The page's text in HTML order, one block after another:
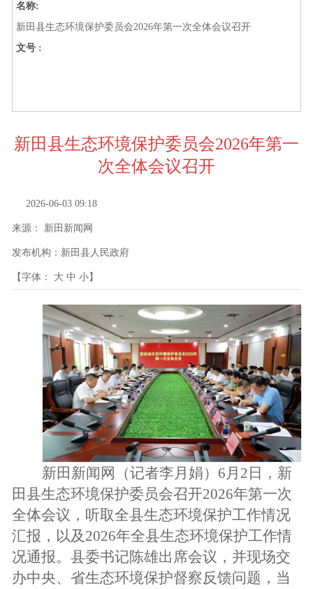
名称:
新田县生态环境保护委员会2026年第一次全体会议召开
文号 :
新田县生态环境保护委员会2026年第一
次全体会议召开
2026-06-03 09:18
来源： 新田新闻网
发布机构： 新田县人民政府
【字体： 大 中 小】
新田新闻网（记者李月娟）6月2日，新
田县生态环境保护委员会召开2026年第一次
全体会议，听取全县生态环境保护工作情况
汇报，以及2026年全县生态环境保护工作情
况通报。县委书记陈雄出席会议，并现场交
办中央、省生态环境保护督察反馈问题，当